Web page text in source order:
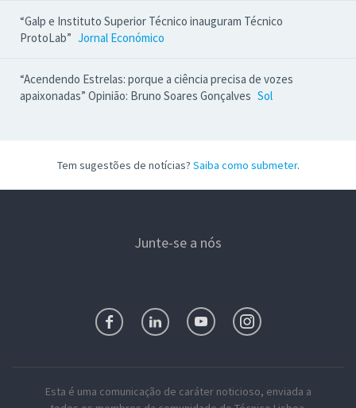
“Galp e Instituto Superior Técnico inauguram Técnico
ProtoLab” Jornal Económico
“Acendendo Estrelas: porque a ciência precisa de vozes
apaixonadas” Opinião: Bruno Soares Gonçalves Sol
Tem sugestões de notícias? Saiba como submeter.
Junte-se a nós
Esta é uma comunicação de caráter noticioso, enviada a